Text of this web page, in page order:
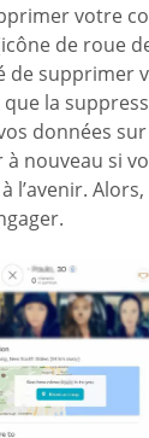
votre
de roue
de supprimer
que la
données
nouveau si
l’avenir.